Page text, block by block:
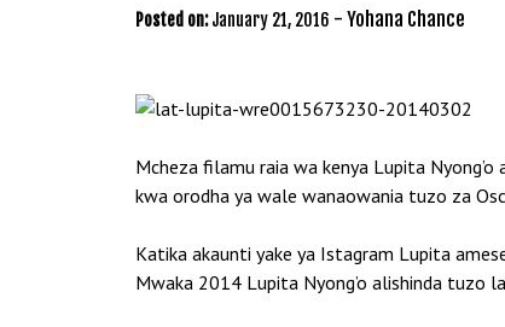
Posted on: January 21, 2016 - Yohana Chance
Mcheza filamu raia wa kenya Lupita
kwa orodha ya wale wanaowania tuzo za
Katika akaunti yake ya Istagram Lupita
Mwaka 2014 Lupita Nyong’o alishinda tuzo